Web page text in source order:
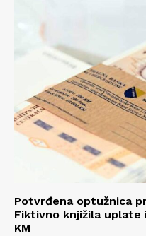
Potvrđena optužnica
Fiktivno knjižila uplate
KM